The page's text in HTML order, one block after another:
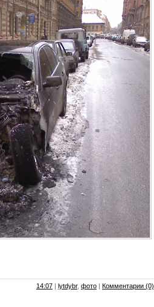
14:07 | lytdybr, фото | Комментарии (0)